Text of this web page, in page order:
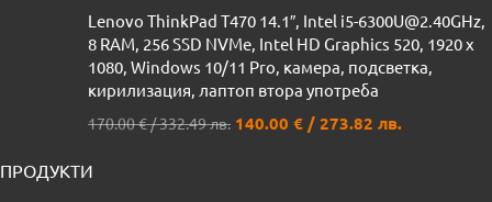
Lenovo ThinkPad T470 14.1″, Intel i5-6300U@2.40GHz,
8 RAM, 256 SSD NVMe, Intel HD Graphics 520, 1920 x
1080, Windows 10/11 Pro, камера, подсветка,
кирилизация, лаптоп втора употреба
170.00€/ 332.49 лв. 140.00 € / 273.82 лв.
ПРОДУКТИ